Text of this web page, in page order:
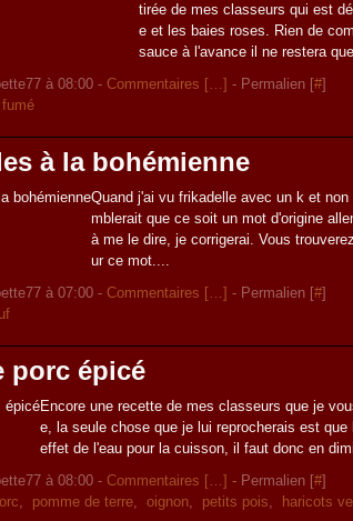
tirée de mes classeurs qui est
e et les baies roses. Rien de
sauce à l'avance il ne restera
à 08:00 -Commentaires […] - Permalien [#]
fumé
à la bohémienne
Quand j'ai vu frikadelle avec un k et
mblerait que ce soit un mot d'origine
à me le dire, je corrigerai. Vous
ur ce mot....
à 07:00 -Commentaires […] - Permalien [#]
porc épicé
Encore une recette de mes classeurs que je
e, la seule chose que je lui reprocherais est
effet de l'eau pour la cuisson, il faut donc en
à 08:00 -Commentaires […] - Permalien [#]
, pomme de terre,oignon, petits pois,
haricots